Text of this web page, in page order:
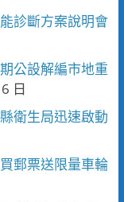
診斷方案說明會
公設解編市地重
日
衛生局迅速啟動
郵票送限量車輪